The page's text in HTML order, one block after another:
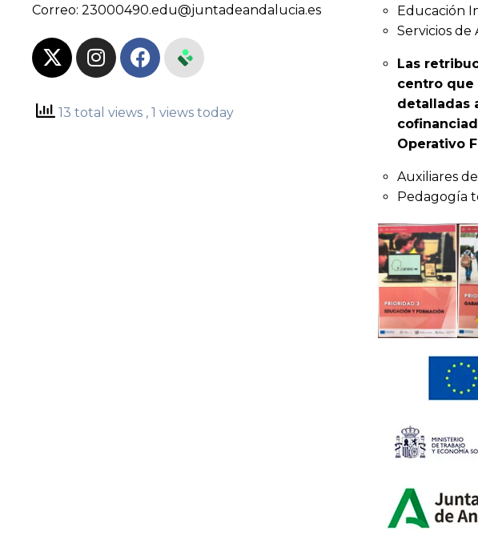
Correo: 23000490.edu@juntadeandalucia.es
13 total views , 1 views today
Educación
Servicios de
Las
centro que
detalladas
Operativo
Auxiliares
Pedagogía